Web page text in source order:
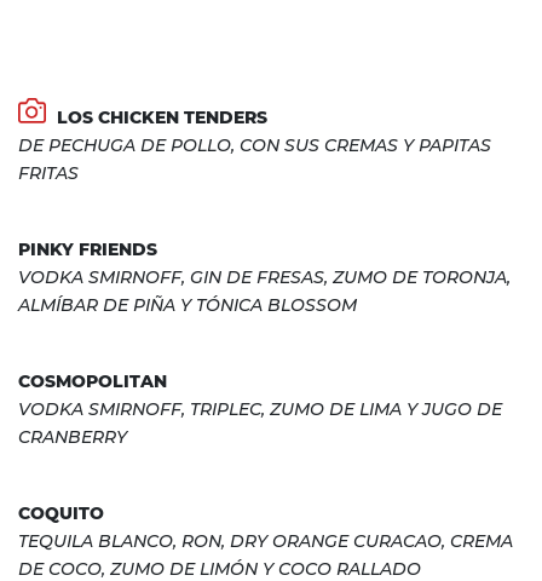
LOS CHICKEN TENDERS
DE PECHUGA DE POLLO, CON SUS CREMAS Y PAPITAS
FRITAS
PINKY FRIENDS
VODKA SMIRNOFF, GIN DE FRESAS, ZUMO DE TORONJA,
ALMÍBAR DE PIÑA Y TÓNICA BLOSSOM
COSMOPOLITAN
VODKA SMIRNOFF, TRIPLEC, ZUMO DE LIMA Y JUGO DE
CRANBERRY
COQUITO
TEQUILA BLANCO, RON, DRY ORANGE CURACAO, CREMA
DE COCO, ZUMO DE LIMÓN Y COCO RALLADO